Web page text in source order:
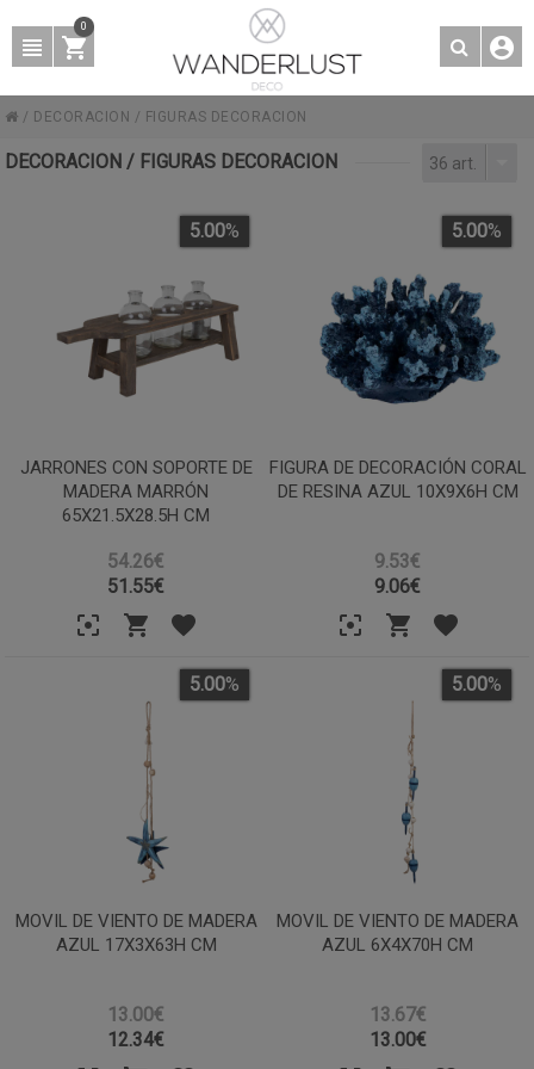
0
/ DECORACION / FIGURAS DECORACION
DECORACION / FIGURAS DECORACION 36 art.
JARRONES CON SOPORTE DE
MADERA MARRÓN
65X21.5X28.5H CM
54.26€
5.00%
51.55€
FIGURA DE DECORACIÓN CORAL
DE RESINA AZUL 10X9X6H CM
9.53€
5.00%
9.06€
MOVIL DE VIENTO DE MADERA
AZUL 17X3X63H CM
13.00€
5.00%
12.34€
MOVIL DE VIENTO DE MADERA
AZUL 6X4X70H CM
13.67€
5.00%
13.00€